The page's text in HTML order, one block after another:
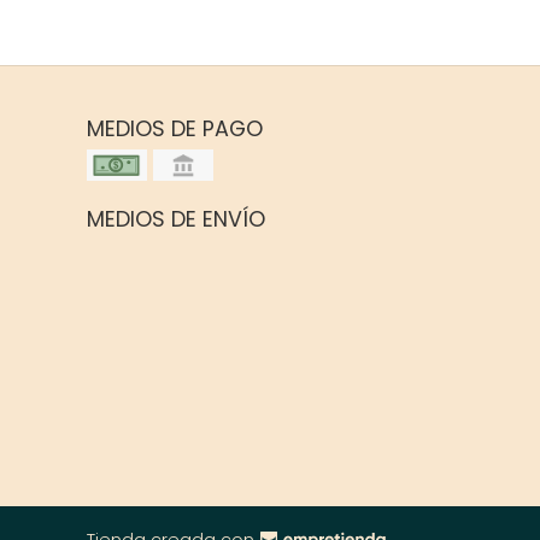
MEDIOS DE PAGO
MEDIOS DE ENVÍO